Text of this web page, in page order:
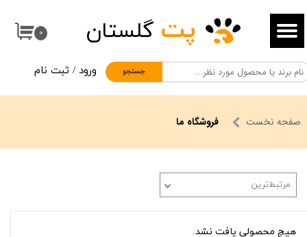
۰
جستجو
پت گلستان
ورود / ثبت نام
حساب کاربری من
تغییر گذر واژه
سفارشات
خروج از حساب کاربری
صفحه نخست فروشگاه ما
مرتبط‌ترین
هیچ محصولی یافت نشد.